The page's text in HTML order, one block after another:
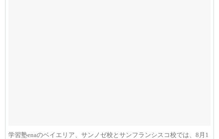
学習塾enaのベイエリア、サンノゼ校とサンフランシスコ校では、8月1